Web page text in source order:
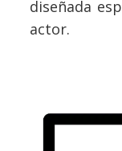
diseñada
actor.